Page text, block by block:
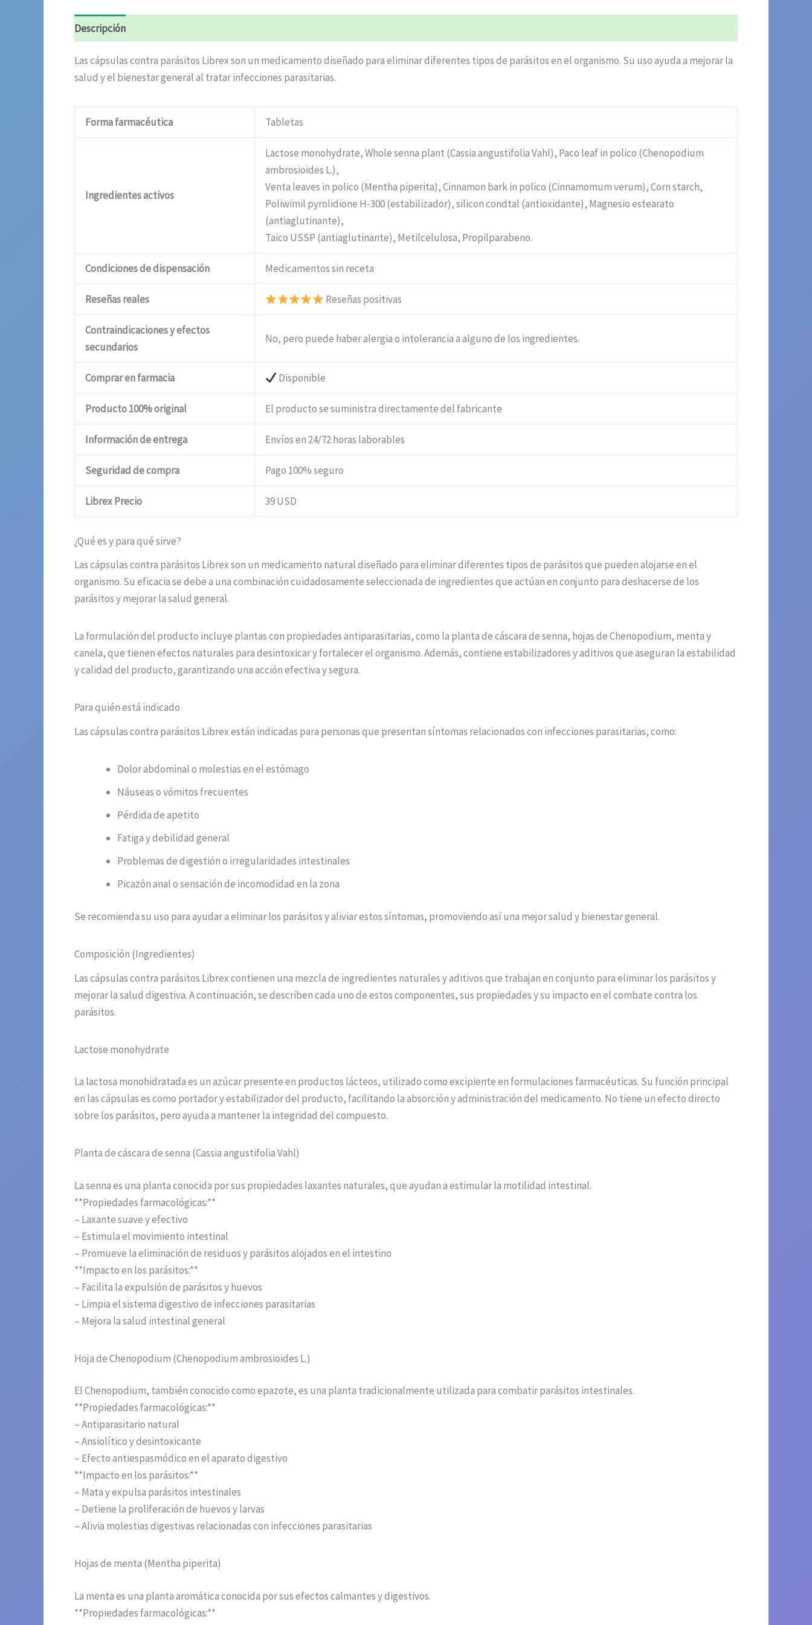
Descripción
Las cápsulas contra parásitos Librex son un medicamento diseñado para eliminar diferentes tipos de parásitos en el organismo. Su uso ayuda a mejorar la
salud y el bienestar general al tratar infecciones parasitarias.
Forma farmacéutica Tabletas
Ingredientes activos
Lactose monohydrate, Whole senna plant (Cassia angustifolia Vahl), Paco leaf in polico (Chenopodium
ambrosioides L.),
Venta leaves in polico (Mentha piperita), Cinnamon bark in polico (Cinnamomum verum), Corn starch,
Poliwimil pyrolidione H-300 (estabilizador), silicon condtal (antioxidante), Magnesio estearato
(antiaglutinante),
Taico USSP (antiaglutinante), Metilcelulosa, Propilparabeno.
Condiciones de dispensación Medicamentos sin receta
Reseñas reales Reseñas positivas
Contraindicaciones y efectos
secundarios
No, pero puede haber alergia o intolerancia a alguno de los ingredientes.
Comprar en farmacia Disponible
Producto 100% original El producto se suministra directamente del fabricante
Información de entrega Envíos en 24/72 horas laborables
Seguridad de compra Pago 100% seguro
Librex Precio 39 USD
¿Qué es y para qué sirve?
Las cápsulas contra parásitos Librex son un medicamento natural diseñado para eliminar diferentes tipos de parásitos que pueden alojarse en el
organismo. Su eficacia se debe a una combinación cuidadosamente seleccionada de ingredientes que actúan en conjunto para deshacerse de los
parásitos y mejorar la salud general.
La formulación del producto incluye plantas con propiedades antiparasitarias, como la planta de cáscara de senna, hojas de Chenopodium, menta y
canela, que tienen efectos naturales para desintoxicar y fortalecer el organismo. Además, contiene estabilizadores y aditivos que aseguran la estabilidad
y calidad del producto, garantizando una acción efectiva y segura.
Para quién está indicado
Las cápsulas contra parásitos Librex están indicadas para personas que presentan síntomas relacionados con infecciones parasitarias, como:
Dolor abdominal o molestias en el estómago
Náuseas o vómitos frecuentes
Pérdida de apetito
Fatiga y debilidad general
Problemas de digestión o irregularidades intestinales
Picazón anal o sensación de incomodidad en la zona
Se recomienda su uso para ayudar a eliminar los parásitos y aliviar estos síntomas, promoviendo así una mejor salud y bienestar general.
Composición (Ingredientes)
Las cápsulas contra parásitos Librex contienen una mezcla de ingredientes naturales y aditivos que trabajan en conjunto para eliminar los parásitos y
mejorar la salud digestiva. A continuación, se describen cada uno de estos componentes, sus propiedades y su impacto en el combate contra los
parásitos.
Lactose monohydrate
La lactosa monohidratada es un azúcar presente en productos lácteos, utilizado como excipiente en formulaciones farmacéuticas. Su función principal
en las cápsulas es como portador y estabilizador del producto, facilitando la absorción y administración del medicamento. No tiene un efecto directo
sobre los parásitos, pero ayuda a mantener la integridad del compuesto.
Planta de cáscara de senna (Cassia angustifolia Vahl)
La senna es una planta conocida por sus propiedades laxantes naturales, que ayudan a estimular la motilidad intestinal.
**Propiedades farmacológicas:**
– Laxante suave y efectivo
– Estimula el movimiento intestinal
– Promueve la eliminación de residuos y parásitos alojados en el intestino
**Impacto en los parásitos:**
– Facilita la expulsión de parásitos y huevos
– Limpia el sistema digestivo de infecciones parasitarias
– Mejora la salud intestinal general
Hoja de Chenopodium (Chenopodium ambrosioides L.)
El Chenopodium, también conocido como epazote, es una planta tradicionalmente utilizada para combatir parásitos intestinales.
**Propiedades farmacológicas:**
– Antiparasitario natural
– Ansiolítico y desintoxicante
– Efecto antiespasmódico en el aparato digestivo
**Impacto en los parásitos:**
– Mata y expulsa parásitos intestinales
– Detiene la proliferación de huevos y larvas
– Alivia molestias digestivas relacionadas con infecciones parasitarias
Hojas de menta (Mentha piperita)
La menta es una planta aromática conocida por sus efectos calmantes y digestivos.
**Propiedades farmacológicas:**